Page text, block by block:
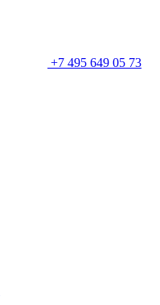
+7 495 649 05 73